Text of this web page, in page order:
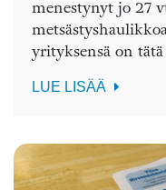
menestynyt jo 27
yrityksensä on
LUE LISÄÄ